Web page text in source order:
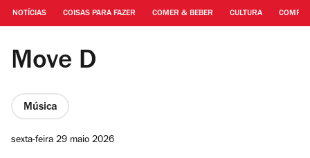
NOTÍCIAS COISAS PARA FAZER COMER & BEBER CULTURA
DR | Move D
Move D
Música
sexta-feira 29 maio 2026